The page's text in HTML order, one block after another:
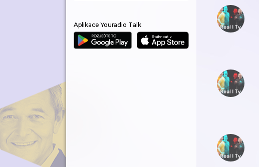
Aplikace Youradio Talk